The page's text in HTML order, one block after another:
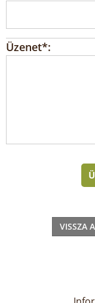
Üzenet*:
VISSZA